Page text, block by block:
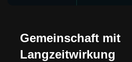
Gemeinschaft mit
Langzeitwirkung